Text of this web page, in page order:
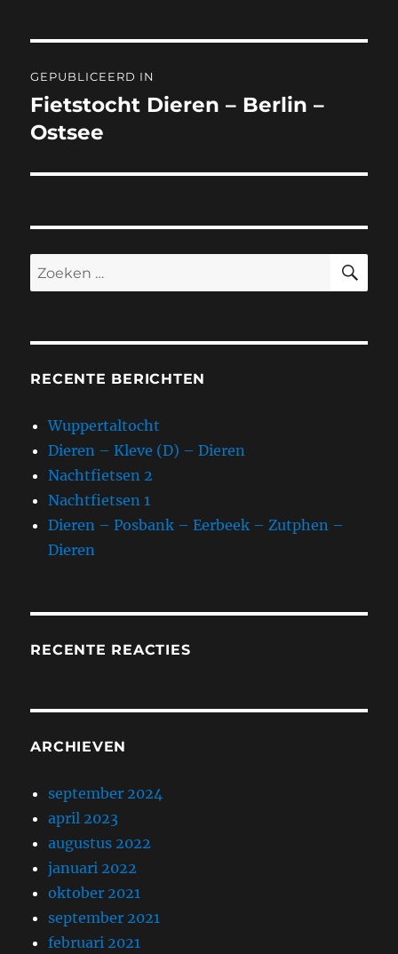
navigatie
GEPUBLICEERD IN
Fietstocht Dieren – Berlin –
Ostsee
Zoeken
naar:
RECENTE BERICHTEN
Wuppertaltocht
Dieren – Kleve (D) – Dieren
Nachtfietsen 2
Nachtfietsen 1
Dieren – Posbank – Eerbeek – Zutphen –
Dieren
RECENTE REACTIES
ARCHIEVEN
september 2024
april 2023
augustus 2022
januari 2022
oktober 2021
september 2021
februari 2021